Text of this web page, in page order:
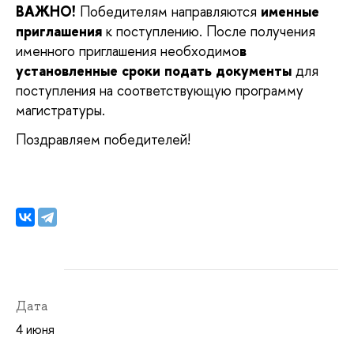
ВАЖНО! Победителям направляются именные
приглашения к поступлению. После получения
именного приглашения необходимов
установленные сроки подать документы для
поступления на соответствующую программу
магистратуры.
Поздравляем победителей!
Дата
4 июня